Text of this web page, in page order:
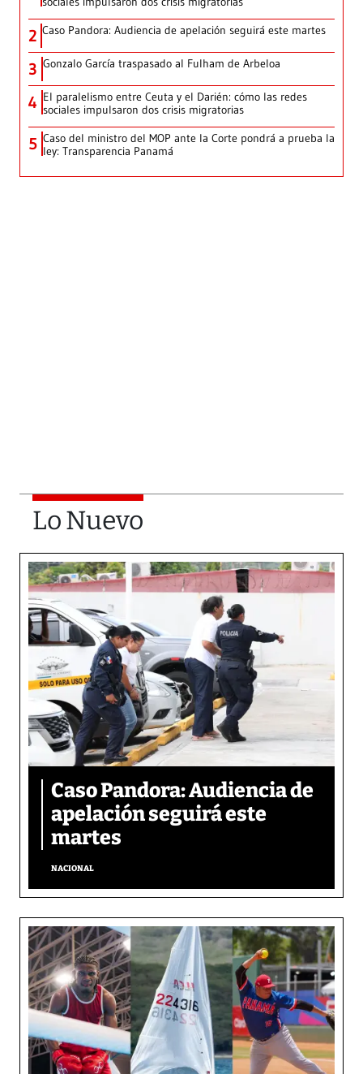
2 Caso Pandora: Audiencia de apelación seguirá este martes
3 Gonzalo García traspasado al Fulham de Arbeloa
4 El paralelismo entre Ceuta y el Darién: cómo las redes
sociales impulsaron dos crisis migratorias
5 Caso del ministro del MOP ante la Corte pondrá a prueba la
ley: Transparencia Panamá
Lo Nuevo
Caso Pandora: Audiencia de
apelación seguirá este
martes
NACIONAL